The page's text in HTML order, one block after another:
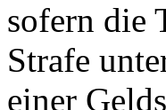
sofern die
Strafe
einer